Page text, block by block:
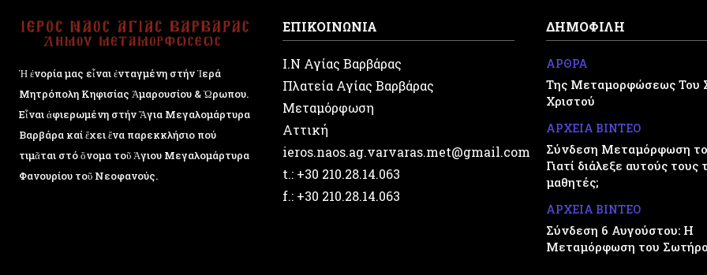
Ἡ ἐνορία μας εἶναι ἐνταγμένη στήν Ἱερά
Μητρόπολη Κηφισίας Ἁμαρουσίου & Ὠρωπου.
Εἶναι ἀφιερωμένη στήν Ἅγια Μεγαλομάρτυρα
Βαρβάρα καί ἔχει ἕνα παρεκκλήσιο πού
τιμᾶται στό ὄνομα τοῦ Ἁγιου Μεγαλομάρτυρα
Φανουρίου τοῦ Νεοφανούς.
ΕΠΙΚΟΙΝΩΝΙΑ
Ι.Ν Αγίας Βαρβάρας
Πλατεία Αγίας Βαρβάρας
Μεταμόρφωση
Αττική
ieros.naos.ag.varvaras.met@gmail.com
t.: +30 210.28.14.063
f.: +30 210.28.14.063
ΔΗΜΟΦΙΛΗ
ΑΡΘΡΑ
Της Μεταμορφώσεως Του
Χριστού
ΑΡΧΕΙΑ ΒΙΝΤΕΟ
Σύνδεση Μεταμόρφωση
Γιατί διάλεξε αυτούς τους
μαθητές;
ΑΡΧΕΙΑ ΒΙΝΤΕΟ
Σύνδεση 6 Αυγούστου: Η
Μεταμόρφωση του